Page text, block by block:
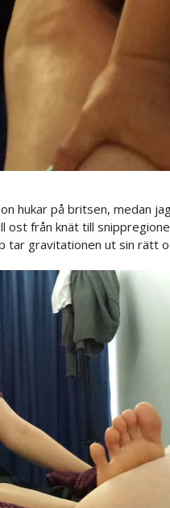
hukar på britsen, medan
ost från knät till
tar gravitationen ut sin rätt